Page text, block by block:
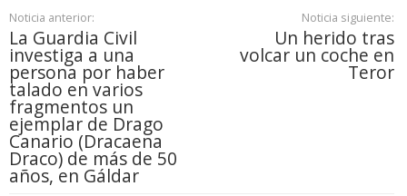
Noticia anterior:
La Guardia Civil
investiga a una
persona por haber
talado en varios
fragmentos un
ejemplar de Drago
Canario (Dracaena
Draco) de más de 50
años, en Gáldar
Noticia siguiente:
Un herido tras
volcar un coche en
Teror